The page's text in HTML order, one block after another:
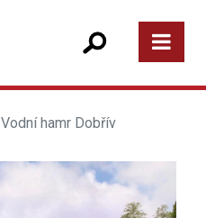
Vodní hamr Dobřív